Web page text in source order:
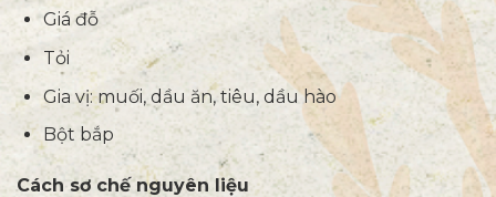
Giá đỗ
Tỏi
Gia vị: muối, dầu ăn, tiêu, dầu hào
Bột bắp
Cách sơ chế nguyên liệu